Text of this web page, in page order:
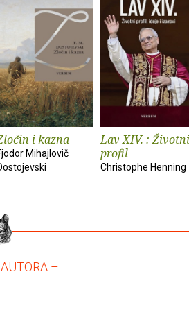
i kazna
Mihajlovič
Lav XIV. : Životni
profil
Christophe Henning
–